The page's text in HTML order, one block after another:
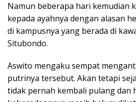
Namun beberapa hari kemudian
kepada ayahnya dengan alasan
di kampusnya yang berada di
Situbondo.
Aswito mengaku sempat
putrinya tersebut. Akan tetapi
tidak pernah kembali pulang dan